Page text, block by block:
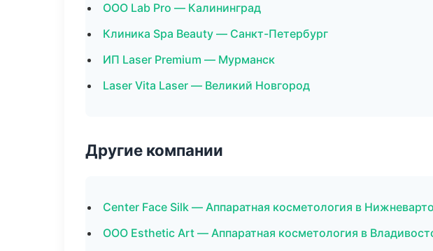
ООО Lab Pro — Калининград
Клиника Spa Beauty — Санкт-Петербург
ИП Laser Premium — Мурманск
Laser Vita Laser — Великий Новгород
Другие компании
Center Face Silk — Аппаратная косметология в
ООО Esthetic Art — Аппаратная косметология в